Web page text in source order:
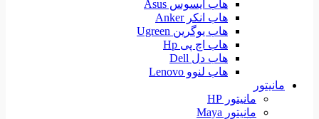
هاب ایسوس Asus
هاب انکر Anker
هاب یوگرین Ugreen
هاب اچ پی Hp
هاب دل Dell
هاب لنوو Lenovo
مانیتور
مانیتور HP
مانیتور Maya